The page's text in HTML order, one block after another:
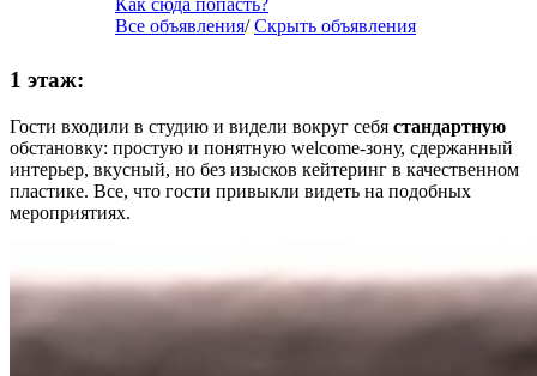
Как сюда попасть?
Все объявления/Скрыть объявления
1 этаж:
Гости входили в студию и видели вокруг себя стандартную
обстановку: простую и понятную welcome-зону, сдержанный
интерьер, вкусный, но без изысков кейтеринг в качественном
пластике. Все, что гости привыкли видеть на подобных
мероприятиях.